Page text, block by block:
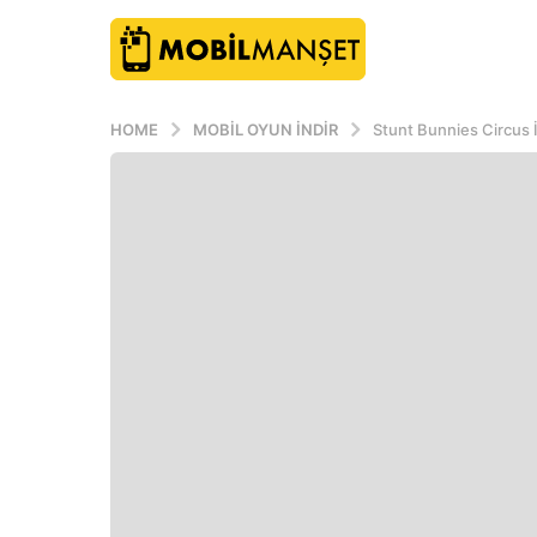
HOME MOBIL OYUN INDIR Stunt Bunnies Circus